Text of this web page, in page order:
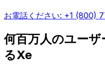
お電話ください: +1 (800)
何百万人のユー
るXe